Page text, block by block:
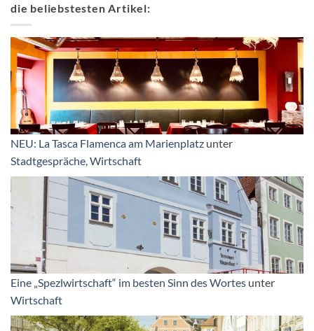
die beliebstesten Artikel:
NEU: La Tasca Flamenca am Marienplatz unter
Stadtgespräche,Wirtschaft
Eine „Spezlwirtschaft“ im besten Sinn des Wortes unter
Wirtschaft